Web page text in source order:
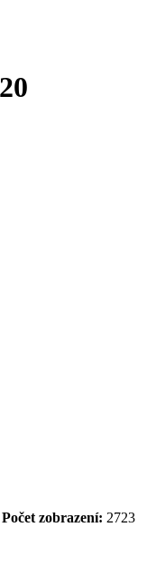
Počet zobrazení: 2723